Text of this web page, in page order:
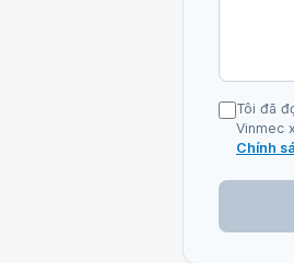
Tôi đã
Vinmec
Chính